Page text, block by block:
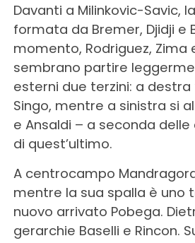
Davanti a Milinkovic-Savic,
formata da Bremer, Djidji e
momento, Rodriguez, Zima
sembrano partire
esterni due terzini: a
Singo, mentre a sinistra si
e Ansaldi – a seconda
di quest’ultimo.
A centrocampo
mentre la sua spalla è uno
nuovo arrivato Pobega.
gerarchie Baselli e Rincon.